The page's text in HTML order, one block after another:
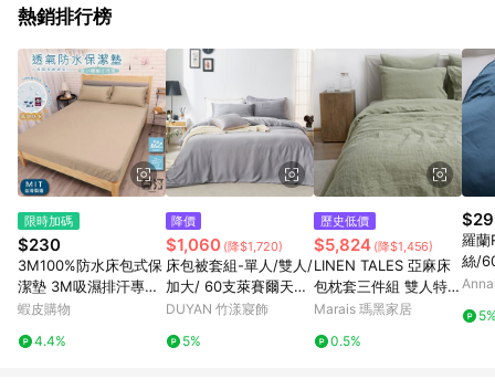
熱銷排行榜
限時加碼
$230
3M100%防水床包式保
潔墊 3M吸濕排汗專利
技術處理 台灣製 單人/
床包組/床包 亞汀 奶茶
蝦皮購物
4.4%
降價
$1,060 (降$1,720)
床包被套組-單人/雙人/
加大/ 60支萊賽爾天絲
/ 芝麻霧灰 台灣製
DUYAN 竹漾寢飾
5%
歷史低價
$5,824 (降$1,456)
LINEN TALES 亞麻床
包枕套三件組 雙人特大
鼠尾草綠
Marais 瑪黑家居
0.5%
羅蘭
絲/
被